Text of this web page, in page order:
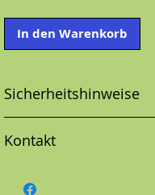
In den Warenkorb
Sicherheitshinweise
Kontakt